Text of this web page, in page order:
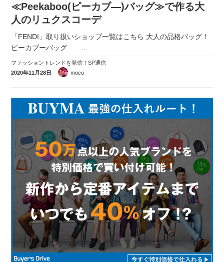
≪Peekaboo(ピーカブ―)バッグ≫で作る大
人のリュクスコーデ
「FENDI」取り扱いショップ一覧はこちら 大人の品格バッグ！
ピーカブーバッグ
ファッショントレンドを発信！SP通信
2020年11月28日
moco